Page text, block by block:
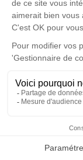
Faire-
Un service de
disponible ici.
Cérémonie
Eglise
Rue